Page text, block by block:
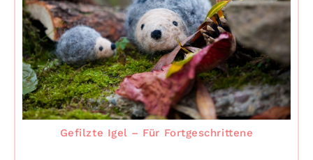
Gefilzte Igel – Für Fortgeschrittene